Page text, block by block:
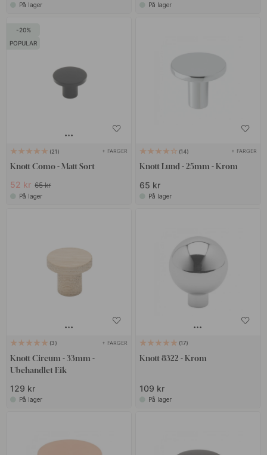
På lager På lager
20
POPULAR
21 + FARGER
Knott Como - Matt Sort
52 kr 65 kr
På lager
14 + FARGER
Knott Lund - 25mm - Krom
65 kr
På lager
3 + FARGER
Knott Circum - 33mm -
Ubehandlet Eik
129 kr
På lager
17
Knott 8322 - Krom
109 kr
På lager